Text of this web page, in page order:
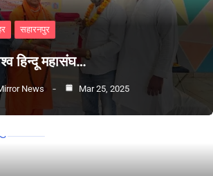
सहारनपुर
हिन्दू महासंघ…
News Mar 25, 2025